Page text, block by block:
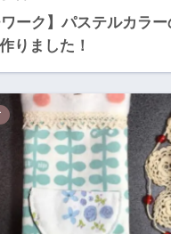
ワーク】パステルカラ
りました！